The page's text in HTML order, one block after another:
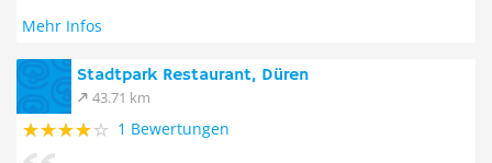
Mehr Infos
Stadtpark Restaurant, Düren
43.71 km
1 Bewertungen